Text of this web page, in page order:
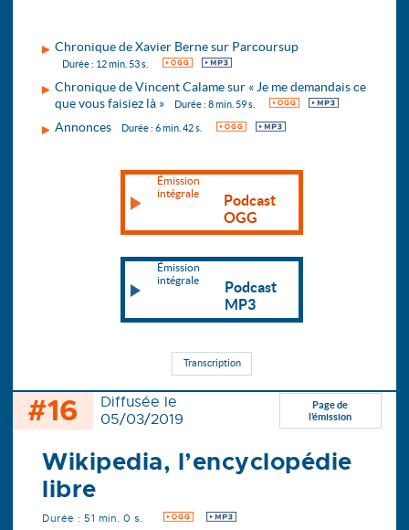
Chronique de Xavier Berne sur Parcoursup
Durée : 12 min. 53 s. OGG MP3
Chronique de Vincent Calame sur « Je me demandais ce
que vous faisiez là »
Durée : 8 min. 59 s. OGG MP3
Annonces Durée : 6 min. 42 s. OGG MP3
Émission
intégrale
Podcast
OGG
Émission
intégrale
Podcast
MP3
Transcription
#16
Diffusée le
05/03/2019
Page de
l’émission
Wikipedia, l’encyclopédie
libre
Durée : 51 min. 0 s. OGG MP3